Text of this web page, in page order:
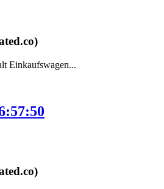
Einkaufswagen...